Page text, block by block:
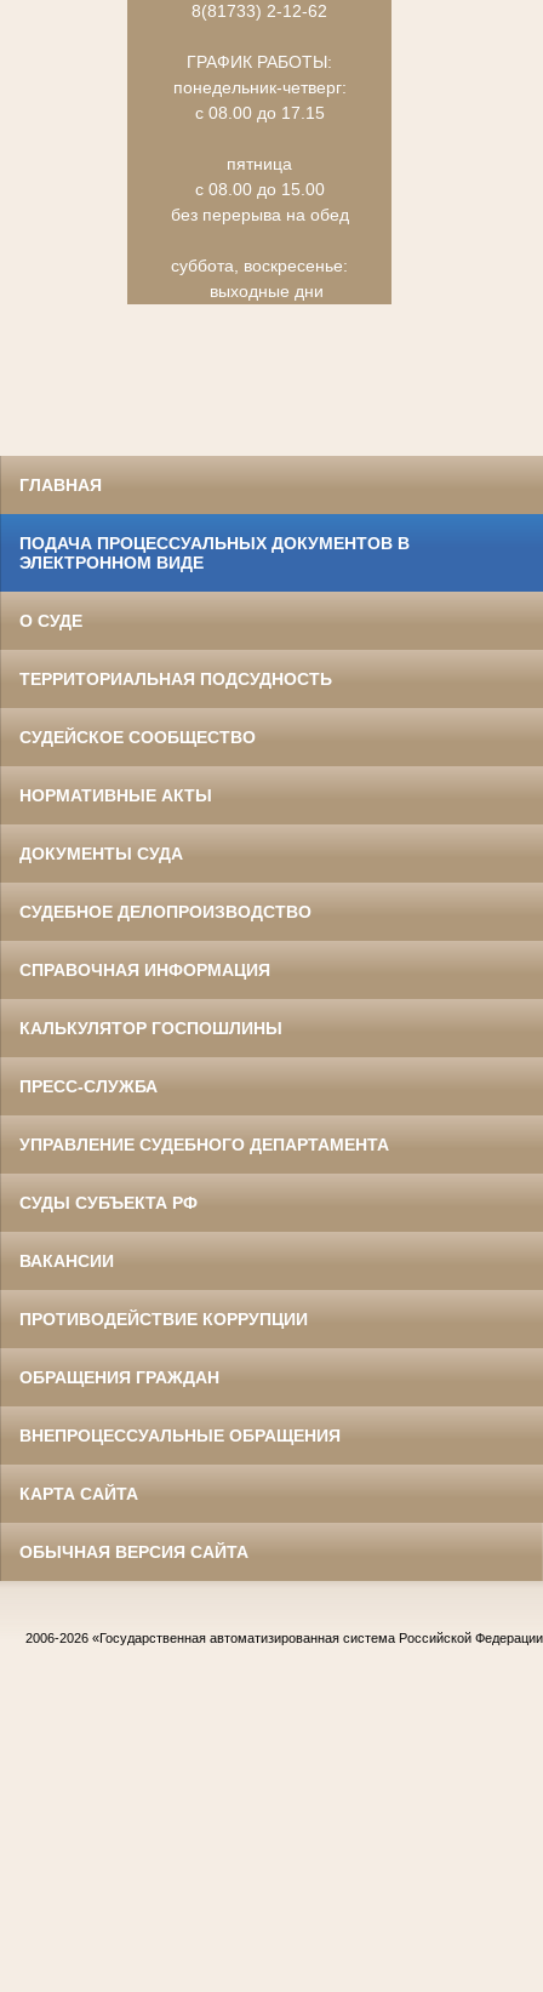
8(81733) 2-12-62
ГРАФИК РАБОТЫ:
понедельник-четверг:
с 08.00 до 17.15
пятница
с 08.00 до 15.00
без перерыва на обед
суббота, воскресенье:
выходные дни
ГЛАВНАЯ
ПОДАЧА ПРОЦЕССУАЛЬНЫХ ДОКУМЕНТОВ В
ЭЛЕКТРОННОМ ВИДЕ
О СУДЕ
ТЕРРИТОРИАЛЬНАЯ ПОДСУДНОСТЬ
СУДЕЙСКОЕ СООБЩЕСТВО
НОРМАТИВНЫЕ АКТЫ
ДОКУМЕНТЫ СУДА
СУДЕБНОЕ ДЕЛОПРОИЗВОДСТВО
СПРАВОЧНАЯ ИНФОРМАЦИЯ
КАЛЬКУЛЯТОР ГОСПОШЛИНЫ
ПРЕСС-СЛУЖБА
УПРАВЛЕНИЕ СУДЕБНОГО ДЕПАРТАМЕНТА
СУДЫ СУБЪЕКТА РФ
ВАКАНСИИ
ПРОТИВОДЕЙСТВИЕ КОРРУПЦИИ
ОБРАЩЕНИЯ ГРАЖДАН
ВНЕПРОЦЕССУАЛЬНЫЕ ОБРАЩЕНИЯ
КАРТА САЙТА
ОБЫЧНАЯ ВЕРСИЯ САЙТА
2006-2026 «Государственная автоматизированная система Российской